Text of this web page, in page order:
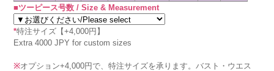
■ツーピース号数 / Size & Measurement
*特注サイズ【+4,000円】
Extra 4000 JPY for custom sizes
※オプション+4,000円で、特注サイズを承ります。バスト・ウエス